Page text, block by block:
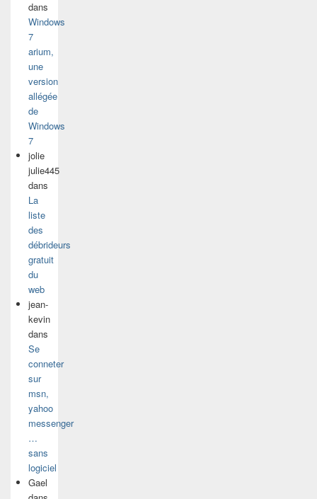
dans
Windows
7
arium,
une
version
allégée
de
Windows
7
jolie
julie445
dans
La
liste
des
débrideurs
gratuit
du
web
jean-
kevin
dans
Se
conneter
sur
msn,
yahoo
messenger
…
sans
logiciel
Gael